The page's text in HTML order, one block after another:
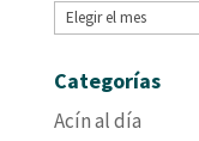
Archivos
Categorías
Acín al día